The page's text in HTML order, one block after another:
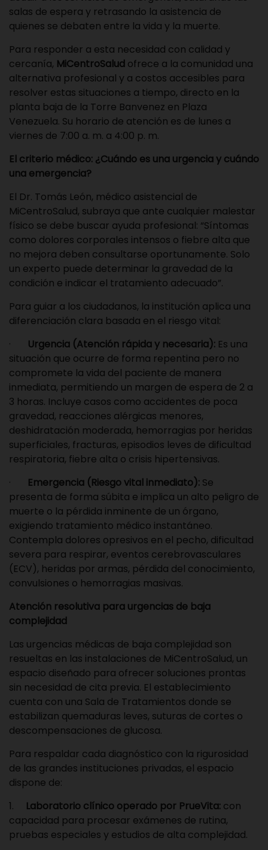
salas de espera y retrasando la asistencia de
quienes se debaten entre la vida y la muerte.
Para responder a esta necesidad con calidad y
cercanía, MiCentroSalud ofrece a la comunidad una
alternativa profesional y a costos accesibles para
resolver estas situaciones a tiempo, directo en la
planta baja de la Torre Banvenez en Plaza
Venezuela. Su horario de atención es de lunes a
viernes de 7:00 a. m. a 4:00 p. m.
El criterio médico: ¿Cuándo es una urgencia y cuándo
una emergencia?
El Dr. Tomás León, médico asistencial de
MiCentroSalud, subraya que ante cualquier malestar
físico se debe buscar ayuda profesional: “Síntomas
como dolores corporales intensos o fiebre alta que
no mejora deben consultarse oportunamente. Solo
un experto puede determinar la gravedad de la
condición e indicar el tratamiento adecuado”.
Para guiar a los ciudadanos, la institución aplica una
diferenciación clara basada en el riesgo vital:
· Urgencia (Atención rápida y necesaria): Es una
situación que ocurre de forma repentina pero no
compromete la vida del paciente de manera
inmediata, permitiendo un margen de espera de 2 a
3 horas. Incluye casos como accidentes de poca
gravedad, reacciones alérgicas menores,
deshidratación moderada, hemorragias por heridas
superficiales, fracturas, episodios leves de dificultad
respiratoria, fiebre alta o crisis hipertensivas.
· Emergencia (Riesgo vital inmediato): Se
presenta de forma súbita e implica un alto peligro de
muerte o la pérdida inminente de un órgano,
exigiendo tratamiento médico instantáneo.
Contempla dolores opresivos en el pecho, dificultad
severa para respirar, eventos cerebrovasculares
(ECV), heridas por armas, pérdida del conocimiento,
convulsiones o hemorragias masivas.
Atención resolutiva para urgencias de baja
complejidad
Las urgencias médicas de baja complejidad son
resueltas en las instalaciones de MiCentroSalud, un
espacio diseñado para ofrecer soluciones prontas
sin necesidad de cita previa. El establecimiento
cuenta con una Sala de Tratamientos donde se
estabilizan quemaduras leves, suturas de cortes o
descompensaciones de glucosa.
Para respaldar cada diagnóstico con la rigurosidad
de las grandes instituciones privadas, el espacio
dispone de:
1. Laboratorio clínico operado por PrueVita: con
capacidad para procesar exámenes de rutina,
pruebas especiales y estudios de alta complejidad.